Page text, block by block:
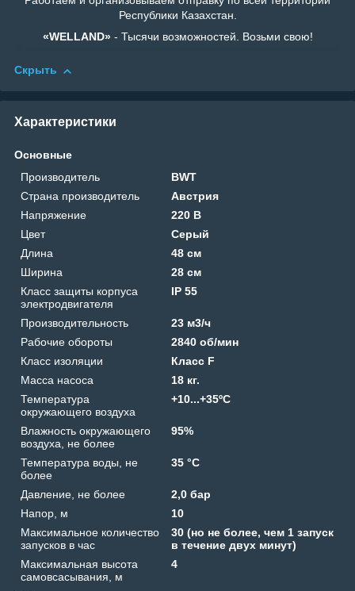
Республики Казахстан.
«WELLAND»- Тысячи возможностей. Возьми свою!
Скрыть
Характеристики
Основные
Производитель
BWT
Страна производитель
Австрия
Напряжение
220 В
Цвет
Серый
Длина
48 см
Ширина
28 см
Класс защиты корпуса
электродвигателя
IP 55
Производительность
23 м3/ч
Рабочие обороты
2840 об/мин
Класс изоляции
Класс F
Масса насоса
18 кг.
Температура
окружающего воздуха
+10...+35ºС
Влажность окружающего
воздуха, не более
95%
Температура воды, не
более
35 °C
Давление, не более
2,0 бар
Напор, м
10
Максимальное количество
запусков в час
30 (но не более, чем 1 запуск
в течение двух минут)
Максимальная высота
самовсасывания, м
4